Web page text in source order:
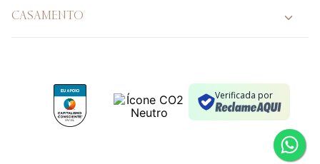
CASAMENTO
Verificada por